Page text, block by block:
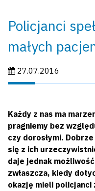
Policjanci
małych
Data publikacji:
27.07.2016
Każdy z nas ma
pragniemy bez
czy dorosłymi.
się z ich
daje jednak
zwłaszcza, kiedy
okazję mieli